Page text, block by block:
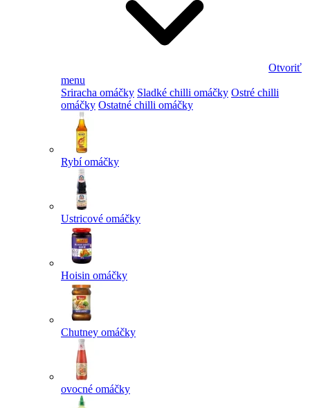
Otvoriť
menu
Sriracha omáčky Sladké chilli omáčky Ostré chilli
omáčky Ostatné chilli omáčky
Rybí omáčky
Ustricové omáčky
Hoisin omáčky
Chutney omáčky
ovocné omáčky